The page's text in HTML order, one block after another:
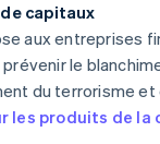
capitaux
aux entreprises
prévenir le
du terrorisme
les produits de